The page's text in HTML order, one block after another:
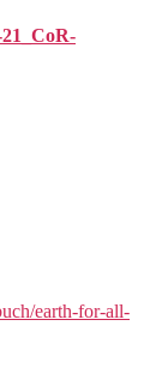
earth-for-all-